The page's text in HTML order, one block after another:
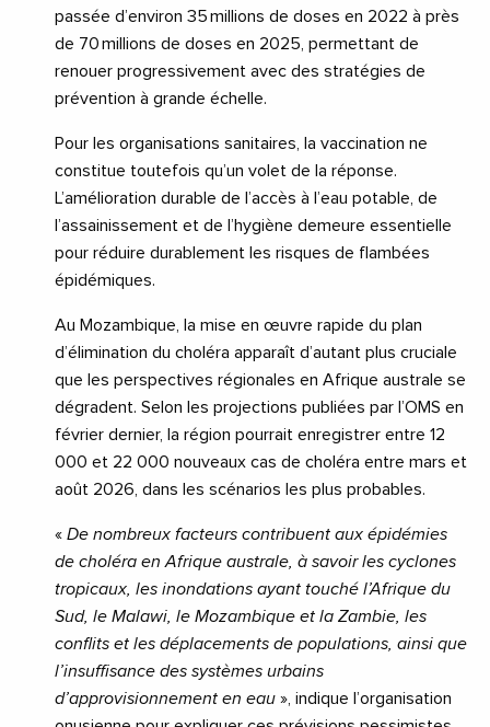
passée d’environ 35 millions de doses en 2022 à près
de 70 millions de doses en 2025, permettant de
renouer progressivement avec des stratégies de
prévention à grande échelle.
Pour les organisations sanitaires, la vaccination ne
constitue toutefois qu’un volet de la réponse.
L’amélioration durable de l’accès à l’eau potable, de
l’assainissement et de l’hygiène demeure essentielle
pour réduire durablement les risques de flambées
épidémiques.
Au Mozambique, la mise en œuvre rapide du plan
d’élimination du choléra apparaît d’autant plus cruciale
que les perspectives régionales en Afrique australe se
dégradent. Selon les projections publiées par l’OMS en
février dernier, la région pourrait enregistrer entre 12
000 et 22 000 nouveaux cas de choléra entre mars et
août 2026, dans les scénarios les plus probables.
« De nombreux facteurs contribuent aux épidémies
de choléra en Afrique australe, à savoir les cyclones
tropicaux, les inondations ayant touché l’Afrique du
Sud, le Malawi, le Mozambique et la Zambie, les
conflits et les déplacements de populations, ainsi que
l’insuffisance des systèmes urbains
d’approvisionnement en eau », indique l’organisation